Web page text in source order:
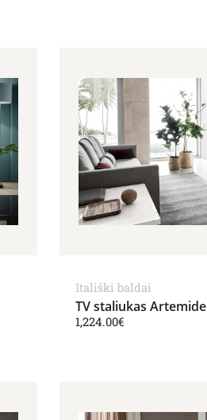
Itališki baldai
TV staliukas Artemide
1,224.00€